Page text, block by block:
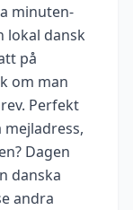
minuten-
lokal dansk
på
om man
Perfekt
mejladress,
Dagen
danska
andra